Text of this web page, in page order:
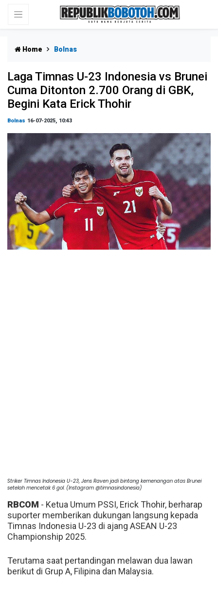
Home Bolnas
Laga Timnas U-23 Indonesia vs Brunei
Cuma Ditonton 2.700 Orang di GBK,
Begini Kata Erick Thohir
Bolnas 16-07-2025, 10:43
Striker Timnas Indonesia U-23, Jens Raven jadi bintang kemenangan atas Brunei
setelah mencetak 6 gol. (Instagram @timnasindonesia)
RBCOM - Ketua Umum PSSI, Erick Thohir, berharap
suporter memberikan dukungan langsung kepada
Timnas Indonesia U-23 di ajang ASEAN U-23
Championship 2025.
Terutama saat pertandingan melawan dua lawan
berikut di Grup A, Filipina dan Malaysia.